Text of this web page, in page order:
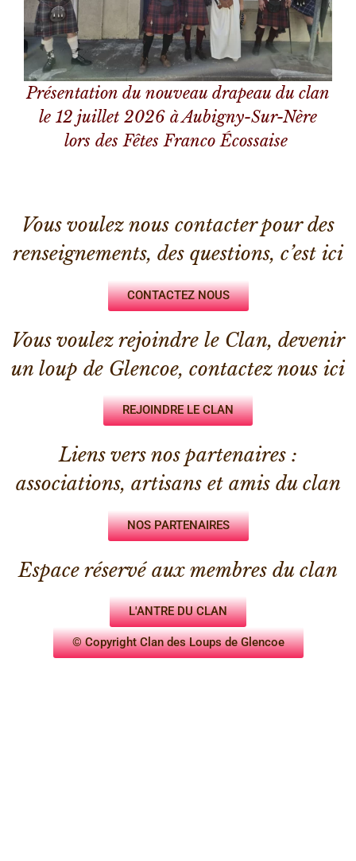
Présentation du nouveau drapeau du clan
le 12 juillet 2026 à Aubigny-Sur-Nère
lors des Fêtes Franco Écossaise
Vous voulez nous contacter pour des
renseignements, des questions, c’est ici
CONTACTEZ NOUS
Vous voulez rejoindre le Clan, devenir
un loup de Glencoe, contactez nous ici
REJOINDRE LE CLAN
Liens vers nos partenaires :
associations, artisans et amis du clan
NOS PARTENAIRES
Espace réservé aux membres du clan
L'ANTRE DU CLAN
© Copyright Clan des Loups de Glencoe